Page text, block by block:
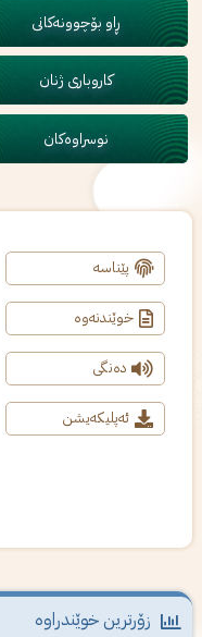
ڕاو بۆچوونەکانی
کاروباری ژنان
نوسراوەکان
پێناسە
خوێندنەوە
دەنگی
ئەپلیکەیشن
زۆرترین خوێندراوە